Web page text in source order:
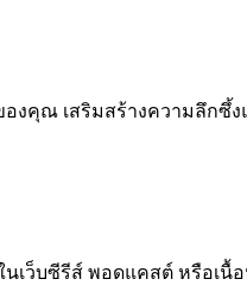
คุณ เสริมสร้างความลึกซึ้ง
นเว็บซีรีส์ พอดแคสต์ หรือเ